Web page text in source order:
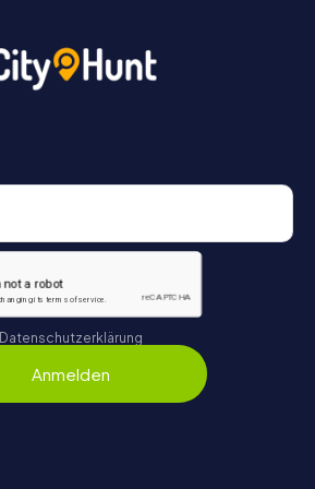
Datenschutzerklärung
Anmelden